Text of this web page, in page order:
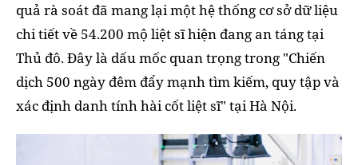
quả rà soát đã mang lại một hệ thống cơ sở dữ liệu
chi tiết về 54.200 mộ liệt sĩ hiện đang an táng tại
Thủ đô. Đây là dấu mốc quan trọng trong "Chiến
dịch 500 ngày đêm đẩy mạnh tìm kiếm, quy tập và
xác định danh tính hài cốt liệt sĩ" tại Hà Nội.